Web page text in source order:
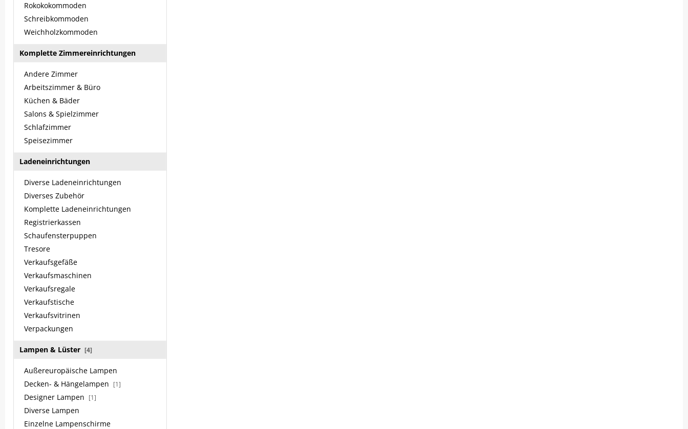
Rokokokommoden
Schreibkommoden
Weichholzkommoden
Komplette Zimmereinrichtungen
Andere Zimmer
Arbeitszimmer & Büro
Küchen & Bäder
Salons & Spielzimmer
Schlafzimmer
Speisezimmer
Ladeneinrichtungen
Diverse Ladeneinrichtungen
Diverses Zubehör
Komplette Ladeneinrichtungen
Registrierkassen
Schaufensterpuppen
Tresore
Verkaufsgefäße
Verkaufsmaschinen
Verkaufsregale
Verkaufstische
Verkaufsvitrinen
Verpackungen
Lampen & Lüster [4]
Außereuropäische Lampen
Decken- & Hängelampen
[1]
Designer Lampen [1]
Diverse Lampen
Einzelne Lampenschirme